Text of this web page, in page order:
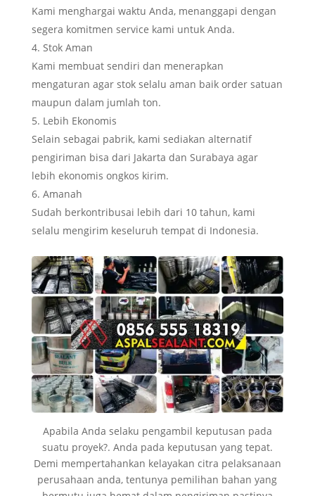
Kami menghargai waktu Anda, menanggapi dengan
segera komitmen service kami untuk Anda.
Stok Aman
Kami membuat sendiri dan menerapkan
mengaturan agar stok selalu aman baik order satuan
maupun dalam jumlah ton.
Lebih Ekonomis
Selain sebagai pabrik, kami sediakan alternatif
pengiriman bisa dari Jakarta dan Surabaya agar
lebih ekonomis ongkos kirim.
Amanah
Sudah berkontribusai lebih dari 10 tahun, kami
selalu mengirim keseluruh tempat di Indonesia.
Apabila Anda selaku pengambil keputusan pada
suatu proyek?. Anda pada keputusan yang tepat.
Demi mempertahankan kelayakan citra pelaksanaan
perusahaan anda, tentunya pemilihan bahan yang